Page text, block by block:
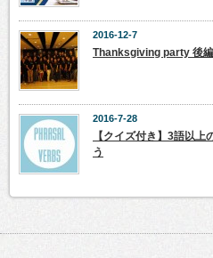
2016-12-7
Thanksgiving party 後編
2016-7-28
【クイズ付き】3語以
う